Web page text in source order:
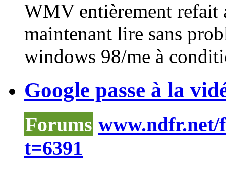
WMVentièrement refait
maintenant lire sans
windows 98/me à
Google passe à la
Forums www.ndfr.net/
t=6391